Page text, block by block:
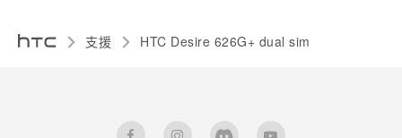
支援 HTC Desire 626G+ dual sim